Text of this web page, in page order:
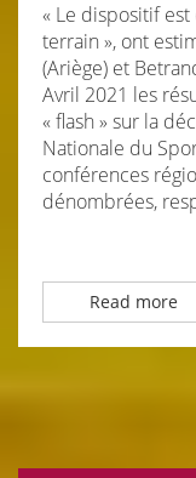
« Le dispositif
terrain », ont
(Ariège) et
Avril 2021 les
« flash » sur la
Nationale du
conférences
dénombrées,
Read more